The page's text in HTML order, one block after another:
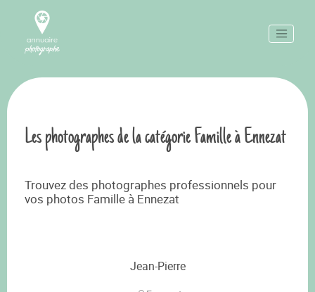
Les photographes de la catégorie Famille à Ennezat
Trouvez des photographes professionnels pour
vos photos Famille à Ennezat
Jean-Pierre